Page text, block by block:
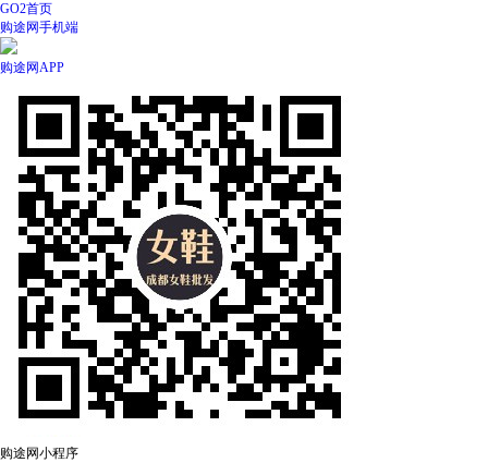
GO2首页
购途网手机端
购途网APP
购途网小程序